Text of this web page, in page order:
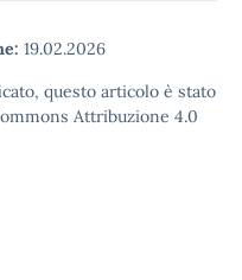
19.02.2026
questo articolo è stato
Attribuzione 4.0